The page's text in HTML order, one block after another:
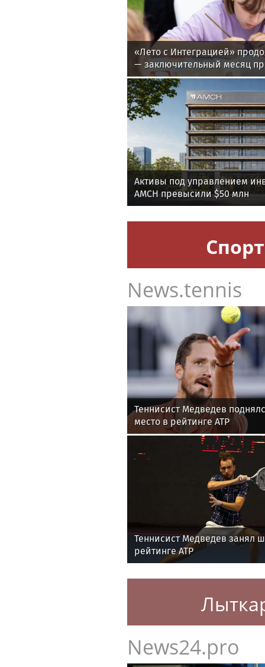
«Лето с Интеграцией»
— заключительный месяц
Активы под управлением
AMCH превысили $50 млн
Спорт
News.tennis
Теннисист Медведев
место в рейтинге ATP
Теннисист Медведев занял
рейтинге ATP
News24.pro